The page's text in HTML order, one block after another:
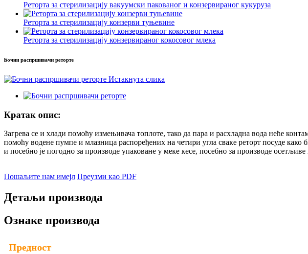
Реторта за стерилизацију вакуумски пакованог и конзервираног кукуруза
Реторта за стерилизацију конзерви туњевине
Реторта за стерилизацију конзервираног кокосовог млека
Бочни распршивачи реторте
Кратак опис:
Загрева се и хлади помоћу измењивача топлоте, тако да пара и расхладна вода неће
помоћу водене пумпе и млазница распоређених на четири угла сваке реторт посуде како
и посебно је погодно за производе упаковане у меке кесе, посебно за производе осетљиве
Пошаљите нам имејл Преузми као PDF
Детаљи производа
Ознаке производа
Предност